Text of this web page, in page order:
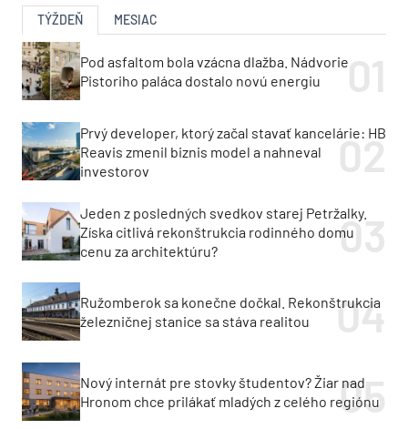
TÝŽDEŇ MESIAC
Pod asfaltom bola vzácna dlažba. Nádvorie
Pistoriho paláca dostalo novú energiu
Prvý developer, ktorý začal stavať kancelárie: HB
Reavis zmenil biznis model a nahneval
investorov
Jeden z posledných svedkov starej Petržalky.
Získa citlivá rekonštrukcia rodinného domu
cenu za architektúru?
Ružomberok sa konečne dočkal. Rekonštrukcia
železničnej stanice sa stáva realitou
Nový internát pre stovky študentov? Žiar nad
Hronom chce prilákať mladých z celého regiónu